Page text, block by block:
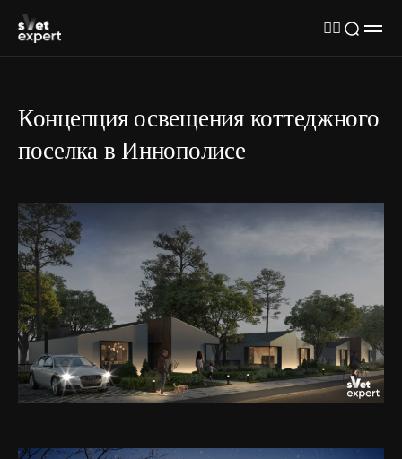
Концепция освещения коттеджного
поселка в Иннополисе